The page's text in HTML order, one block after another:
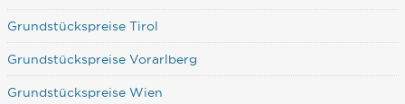
Grundstückspreise Tirol
Grundstückspreise Vorarlberg
Grundstückspreise Wien